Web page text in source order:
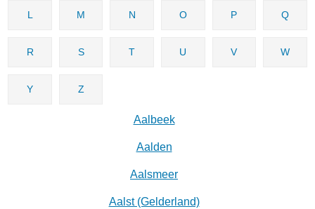
L M N O P Q
R S T U V W
Y Z
Aalbeek
Aalden
Aalsmeer
Aalst (Gelderland)